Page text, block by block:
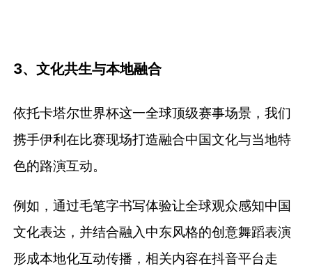
3、文化共生与本地融合
依托卡塔尔世界杯这一全球顶级赛事场景，我们
携手伊利在比赛现场打造融合中国文化与当地特
色的路演互动。
例如，通过毛笔字书写体验让全球观众感知中国
文化表达，并结合融入中东风格的创意舞蹈表演
形成本地化互动传播，相关内容在抖音平台走